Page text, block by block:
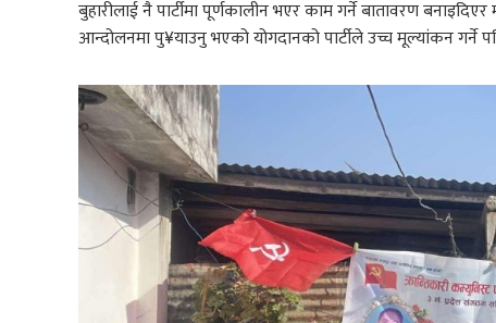
बुहारीलाई नै पार्टीमा पूर्णकालीन भएर काम गर्ने बातावरण
आन्दोलनमा पु¥याउनु भएको योगदानको पार्टीले उच्च मूल्यांकन गर्ने